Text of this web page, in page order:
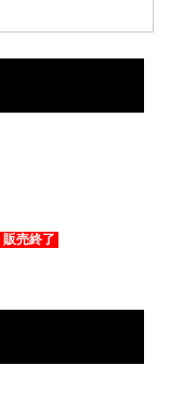
販売終了